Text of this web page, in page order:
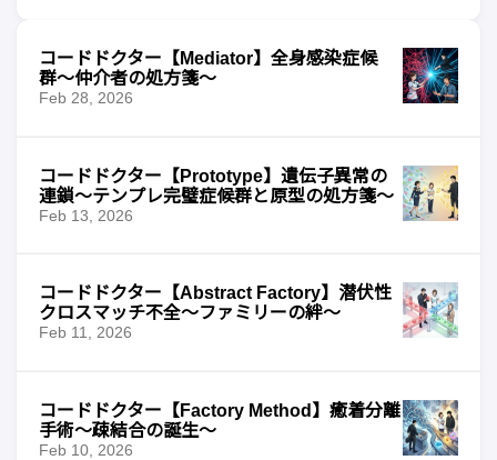
コードドクター【Mediator】全身感染症候
群〜仲介者の処方箋〜
Feb 28, 2026
コードドクター【Prototype】遺伝子異常の
連鎖〜テンプレ完璧症候群と原型の処方箋〜
Feb 13, 2026
コードドクター【Abstract Factory】潜伏性
クロスマッチ不全〜ファミリーの絆〜
Feb 11, 2026
コードドクター【Factory Method】癒着分離
手術〜疎結合の誕生〜
Feb 10, 2026